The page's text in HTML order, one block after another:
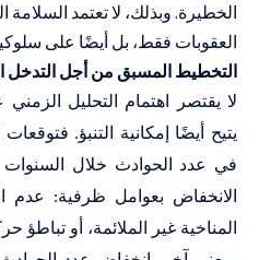
الخطيرة. وبذلك، لا تعتمد السلامة
العقوبات فقط، بل أيضًا على
التخطيط المسبق من أجل التدخل
لا يقتصر اهتمام التحليل
يتيح أيضًا إمكانية التنبؤ.
في عدد الحوادث خلال السنوات
الانخفاض بعوامل ظرفية: عدم
المناخية غير الملائمة، أو تباطؤ